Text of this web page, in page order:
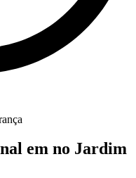
em no Jardim